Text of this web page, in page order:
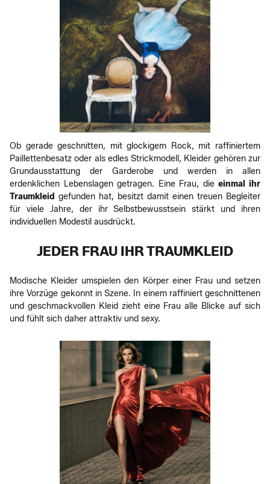
Ob gerade geschnitten, mit glockigem Rock, mit raffiniertem
Paillettenbesatz oder als edles Strickmodell, Kleider gehören zur
Grundausstattung der Garderobe und werden in allen
erdenklichen Lebenslagen getragen. Eine Frau, dieeinmal ihr
Traumkleid gefunden hat, besitzt damit einen treuen Begleiter
für viele Jahre, der ihr Selbstbewusstsein stärkt und ihren
individuellen Modestil ausdrückt.
JEDER FRAU IHR TRAUMKLEID
Modische Kleider umspielen den Körper einer Frau und setzen
ihre Vorzüge gekonnt in Szene. In einem raffiniert geschnittenen
und geschmackvollen Kleid zieht eine Frau alle Blicke auf sich
und fühlt sich daher attraktiv und sexy.